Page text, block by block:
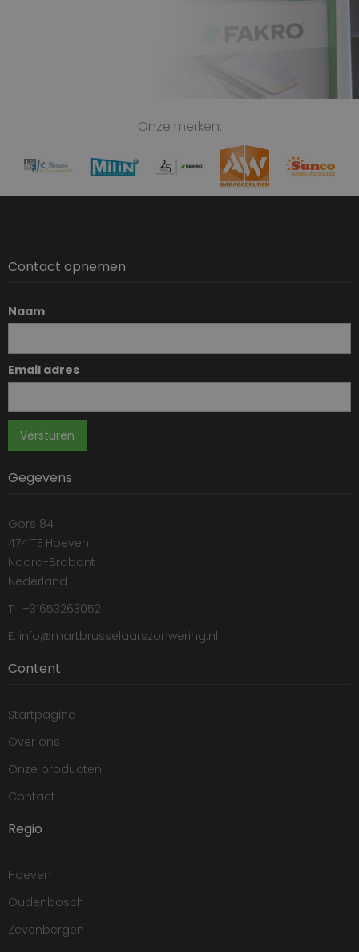
Onze merken:
Contact opnemen
Naam
Email adres
Gegevens
Gors 84
4741TE Hoeven
Noord-Brabant
Nederland
T : +31653263052
E: info@martbrusselaarszonwering.nl
Content
Startpagina
Over ons
Onze producten
Contact
Regio
Hoeven
Oudenbosch
Zevenbergen